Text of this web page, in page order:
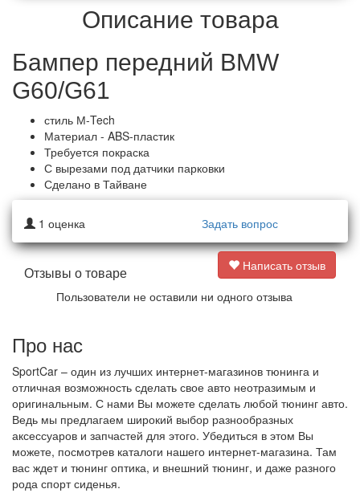
Описание товара
Бампер передний BMW
G60/G61
стиль М-Tech
Материал - ABS-пластик
Требуется покраска
С вырезами под датчики парковки
Сделано в Тайване
1 оценка Задать вопрос
Отзывы о товаре
Написать отзыв
Пользователи не оставили ни одного отзыва
Про нас
SportCar – один из лучших интернет-магазинов тюнинга и
отличная возможность сделать свое авто неотразимым и
оригинальным. С нами Вы можете сделать любой тюнинг авто.
Ведь мы предлагаем широкий выбор разнообразных
аксессуаров и запчастей для этого. Убедиться в этом Вы
можете, посмотрев каталоги нашего интернет-магазина. Там
вас ждет и тюнинг оптика, и внешний тюнинг, и даже разного
рода спорт сиденья.